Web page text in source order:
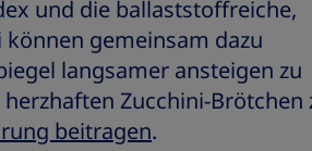
und die ballaststoffreiche,
gemeinsam dazu
langsamer ansteigen zu
Zucchini-Brötchen
beitragen.